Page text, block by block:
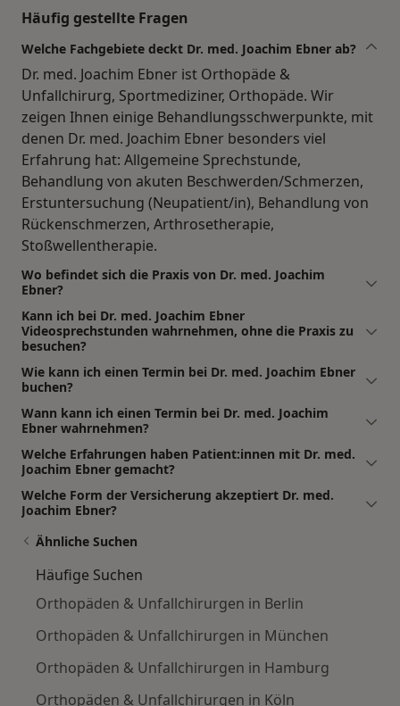
Häufig gestellte Fragen
Welche Fachgebiete deckt Dr. med. Joachim Ebner ab?
Dr. med. Joachim Ebner ist Orthopäde &
Unfallchirurg, Sportmediziner, Orthopäde. Wir
zeigen Ihnen einige Behandlungsschwerpunkte, mit
denen Dr. med. Joachim Ebner besonders viel
Erfahrung hat: Allgemeine Sprechstunde,
Behandlung von akuten Beschwerden/Schmerzen,
Erstuntersuchung (Neupatient/in), Behandlung von
Rückenschmerzen, Arthrosetherapie,
Stoßwellentherapie.
Wo befindet sich die Praxis von Dr. med. Joachim
Ebner?
Kann ich bei Dr. med. Joachim Ebner
Videosprechstunden wahrnehmen, ohne die Praxis zu
besuchen?
Wie kann ich einen Termin bei Dr. med. Joachim Ebner
buchen?
Wann kann ich einen Termin bei Dr. med. Joachim
Ebner wahrnehmen?
Welche Erfahrungen haben Patient:innen mit Dr. med.
Joachim Ebner gemacht?
Welche Form der Versicherung akzeptiert Dr. med.
Joachim Ebner?
Ähnliche Suchen
Häufige Suchen
Orthopäden & Unfallchirurgen in Berlin
Orthopäden & Unfallchirurgen in München
Orthopäden & Unfallchirurgen in Hamburg
Orthopäden & Unfallchirurgen in Köln